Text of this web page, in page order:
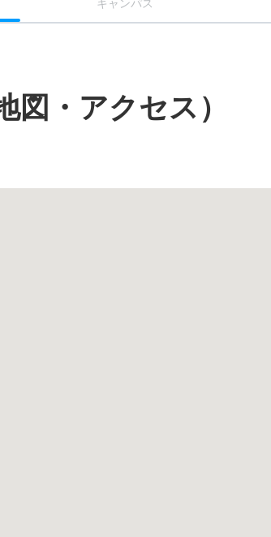
キャンパス
図・アクセス）